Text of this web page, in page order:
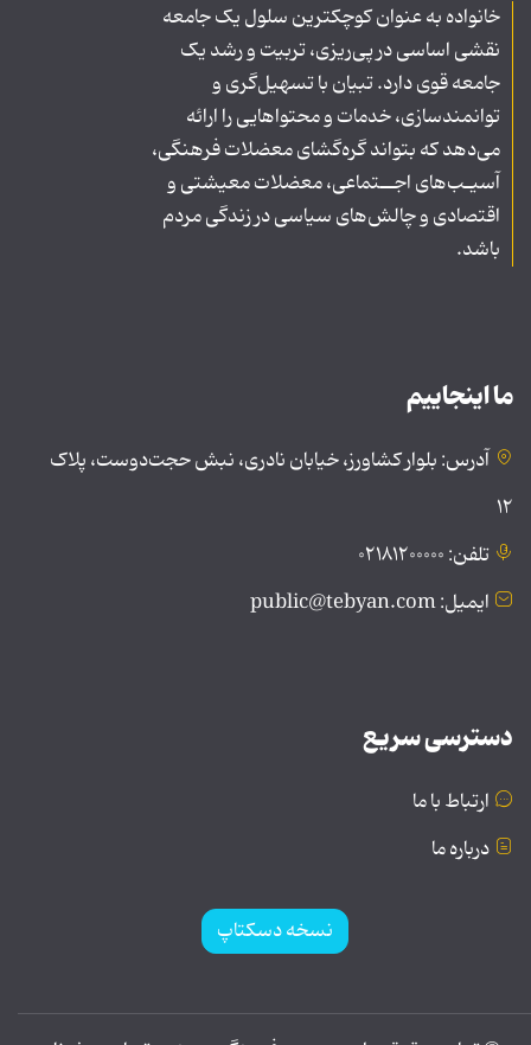
خانواده به عنوان کوچکترین سلول یک جامعه
نقشی اساسی در پی‌ریزی، تربیت و رشد یک
جامعه قوی دارد. تبیان با تسهیل‌گری و
توانمندسازی، خدمات و محتواهایی را ارائه
می‌دهد که بتواند گره‌گشای معضلات فرهنگی،
آسیـب‌های اجــتماعی، معضلات معیشتی و
اقتصادی و چالش‌های سیاسی در زندگی مردم
باشد.
ما اینجاییم
آدرس: بلوار کشاورز، خیابان نادری، نبش حجت‌دوست، پلاک
۱۲
تلفن: ۰۲۱۸۱۲۰۰۰۰۰
ایمیل: public@tebyan.com
دسترسی سریع
ارتباط با ما
درباره ما
نسخه دسکتاپ